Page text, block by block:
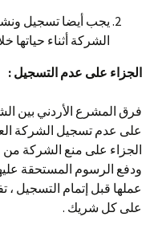
يجب أيضا تسجيل
الشركة أثناء حياتها
الجزاء على عدم التسجيل :
فرق المشرع الأردني بين
على عدم تسجيل الشركة
الجزاء على منع الشركة من
ودفع الرسوم المستحقة
عملها قبل إتمام التسجيل
على كل شريك .